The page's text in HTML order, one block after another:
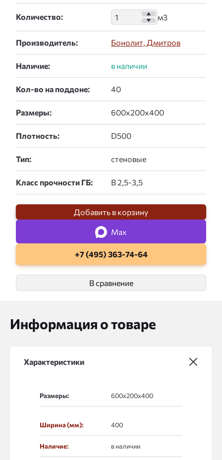
Количество:
Производитель: Бонолит, Дмитров
Наличие:
Кол-во на поддоне:
Размеры:
Плотность:
Тип:
Класс прочности ГБ:
Добавить в корзину
Max
+7 (495) 363-74-64
В сравнение
Информация о товаре
Характеристики
Размеры:
Ширина (мм): 400
Наличие: в наличии